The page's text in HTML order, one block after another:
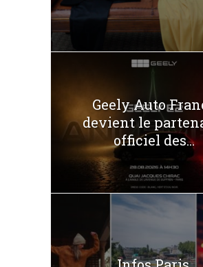
Geely Auto
devient le
officiel des...